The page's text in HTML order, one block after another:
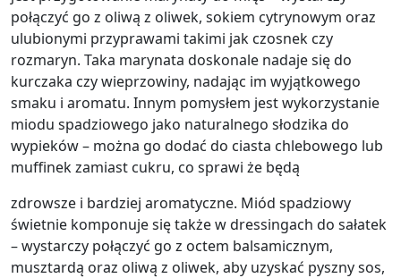
połączyć go z oliwą z oliwek, sokiem cytrynowym oraz
ulubionymi przyprawami takimi jak czosnek czy
rozmaryn. Taka marynata doskonale nadaje się do
kurczaka czy wieprzowiny, nadając im wyjątkowego
smaku i aromatu. Innym pomysłem jest wykorzystanie
miodu spadziowego jako naturalnego słodzika do
wypieków – można go dodać do ciasta chlebowego lub
muffinek zamiast cukru, co sprawi że będą
zdrowsze i bardziej aromatyczne. Miód spadziowy
świetnie komponuje się także w dressingach do sałatek
– wystarczy połączyć go z octem balsamicznym,
musztardą oraz oliwą z oliwek, aby uzyskać pyszny sos,